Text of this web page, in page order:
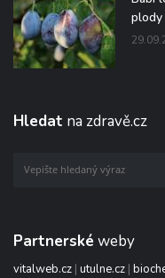
plody
Hledat na zdravě.cz
Partnerské weby
vitalweb.cz | utulne.cz |